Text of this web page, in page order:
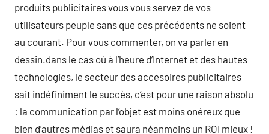
produits publicitaires vous vous servez de vos
utilisateurs peuple sans que ces précédents ne soient
au courant. Pour vous commenter, on va parler en
dessin.dans le cas où à l’heure d’Internet et des hautes
technologies, le secteur des accesoires publicitaires
sait indéfiniment le succès, c’est pour une raison absolu
: la communication par l’objet est moins onéreux que
bien d’autres médias et saura néanmoins un ROI mieux !